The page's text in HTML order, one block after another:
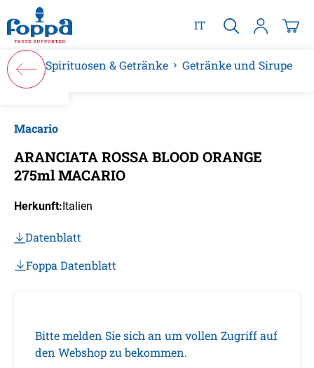
springen
IT
Spirituosen & Getränke Getränke und Sirupe
Macario
ARANCIATA ROSSA BLOOD ORANGE
275ml MACARIO
Herkunft:Italien
Datenblatt
Foppa Datenblatt
Bitte melden Sie sich an um vollen Zugriff auf
den Webshop zu bekommen.